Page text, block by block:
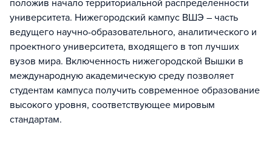
положив начало территориальной распределенности
университета. Нижегородский кампус ВШЭ – часть
ведущего научно-образовательного, аналитического и
проектного университета, входящего в топ лучших
вузов мира. Включенность нижегородской Вышки в
международную академическую среду позволяет
студентам кампуса получить современное образование
высокого уровня, соответствующее мировым
стандартам.